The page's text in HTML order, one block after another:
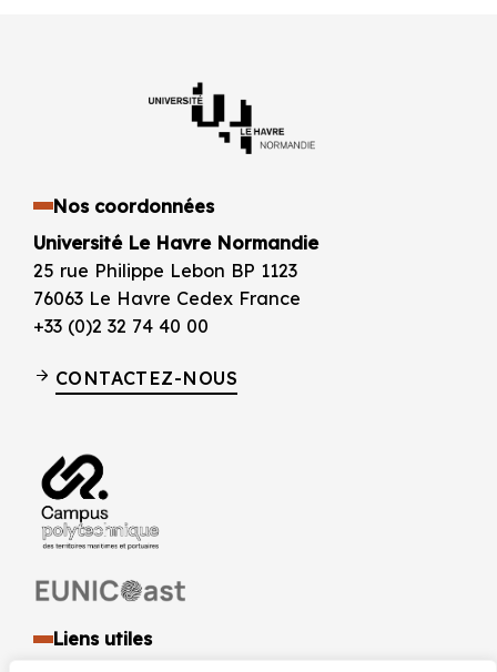
Liens utiles
Nos coordonnées
Université Le Havre Normandie
25 rue Philippe Lebon BP 1123
76063 Le Havre Cedex France
+33 (0)2 32 74 40 00
CONTACTEZ-NOUS